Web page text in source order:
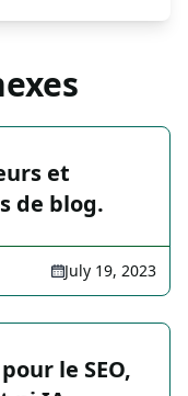
et
de blog.
July 19, 2023
le SEO,